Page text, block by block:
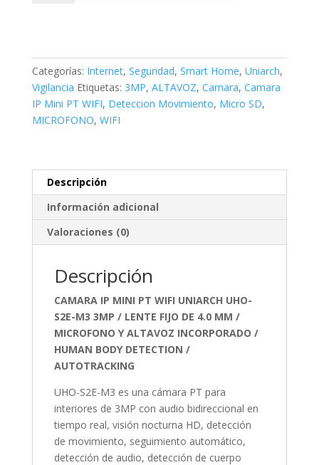
S2E-
M3
UNIARCH
cantidad
Categorías: Internet, Seguridad, Smart Home, Uniarch,
Vigilancia Etiquetas: 3MP, ALTAVOZ, Camara, Camara
IP Mini PT WIFI, Deteccion Movimiento, Micro SD,
MICROFONO, WIFI
Descripción
Información adicional
Valoraciones (0)
Descripción
CAMARA IP MINI PT WIFI UNIARCH UHO-
S2E-M3 3MP / LENTE FIJO DE 4.0 MM /
MICROFONO Y ALTAVOZ INCORPORADO /
HUMAN BODY DETECTION /
AUTOTRACKING
UHO-S2E-M3 es una cámara PT para
interiores de 3MP con audio bidireccional en
tiempo real, visión nocturna HD, detección
de movimiento, seguimiento automático,
detección de audio, detección de cuerpo